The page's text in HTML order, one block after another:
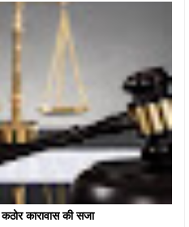
कारावास की सजा